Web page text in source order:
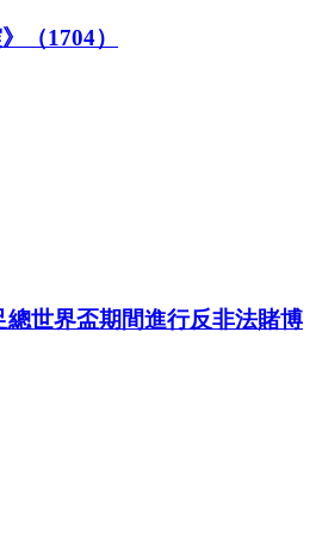
（1704）
世界盃期間進行反非法賭博